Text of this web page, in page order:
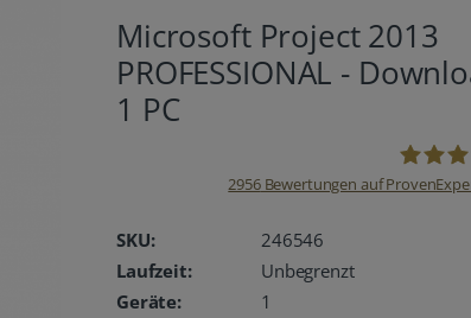
Microsoft Project 2013
PROFESSIONAL -
1 PC
2956Bewertungen auf
SKU:
246546
Laufzeit:
Unbegrenzt
Geräte:
1